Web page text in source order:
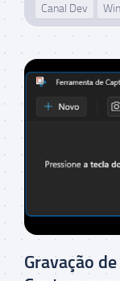
Canal Dev
Gravação